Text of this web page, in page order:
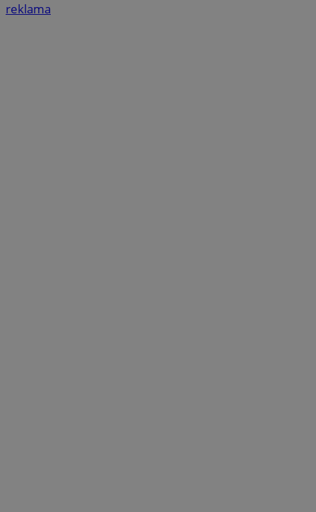
reklama